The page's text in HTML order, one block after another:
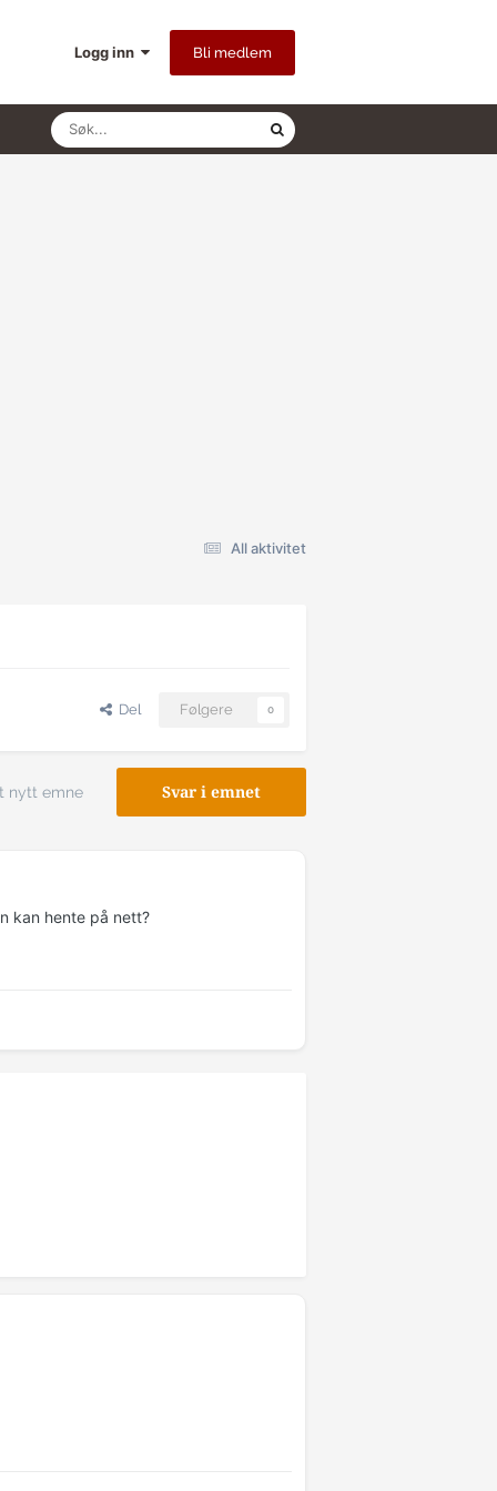
Logg inn Bli medlem
All aktivitet
Del Følgere 0
Svar i emnet
nytt emne
kan hente på nett?